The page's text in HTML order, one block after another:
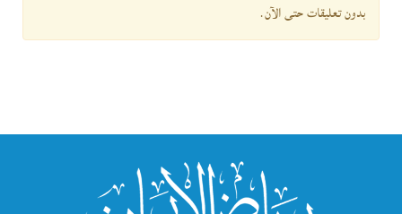
بدون تعليقات حتى الآن.